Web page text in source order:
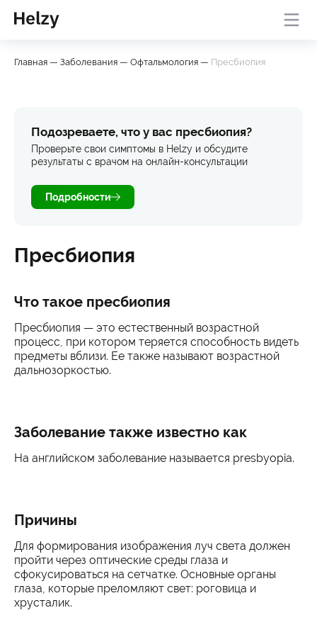
Проверить
симптомы
Главная — Заболевания — Офтальмология — Пресбиопия
Подозреваете, что у вас пресбиопия?
Проверьте свои симптомы в Helzy и обсудите
результаты с врачом на онлайн-консультации
Подробности
Пресбиопия
Что такое пресбиопия
Пресбиопия — это естественный возрастной
процесс, при котором теряется способность видеть
предметы вблизи. Ее также называют возрастной
дальнозоркостью.
Заболевание также известно как
На английском заболевание называется presbyopia.
Причины
Для формирования изображения луч света должен
пройти через оптические среды глаза и
сфокусироваться на сетчатке. Основные органы
глаза, которые преломляют свет: роговица и
хрусталик.